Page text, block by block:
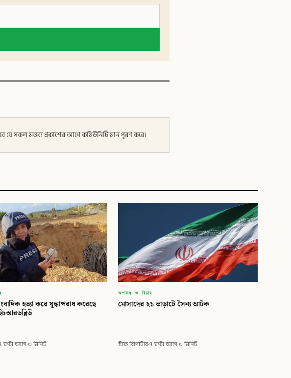
যে সকল মন্তব্য প্রকাশের আগে কমিউনিটি মান পূরণ করে।
হত্যা করে যুদ্ধাপরাধ করেছে
ঘণ্টা আগে·৩ মিনিট
অপরাধ ও বিচার
মোসাদের ২১ ভাড়াটে সৈন্য আটক
স্টাফ রিপোর্টার·৭ ঘণ্টা আগে·৩ মিনিট